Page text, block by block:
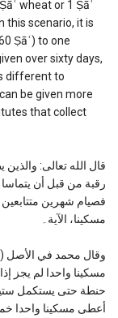
wheat or 1 Ṣāʿ
this scenario, it is
Ṣāʿ) to one
over sixty days,
different to
be given more
that collect
قال الله تعالى:
رقبة من قبل أن
فصيام شهرين
مسكينا، الآية۔
مسكينا واحدا لم يجز
أعطى مسكينا واحدا